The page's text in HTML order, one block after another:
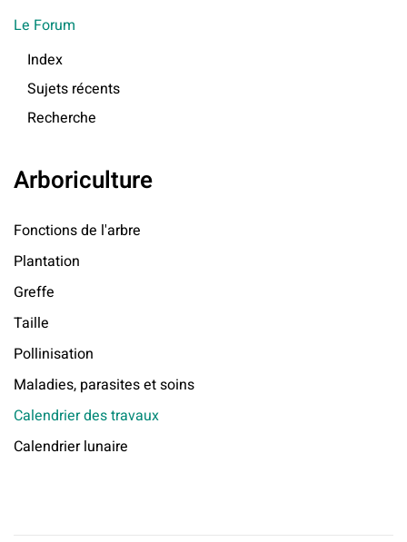
Le Forum
Index
Sujets récents
Recherche
Arboriculture
Fonctions de l'arbre
Plantation
Greffe
Taille
Pollinisation
Maladies, parasites et soins
Calendrier des travaux
Calendrier lunaire